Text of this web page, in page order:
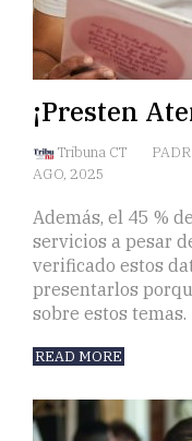
¡Presten
Tribuna CT
AGO, 2025
Además, el 45 %
servicios a pesar
verificado estos
presentarlos
sobre estos temas.
READ MORE